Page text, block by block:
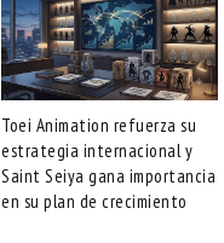
Toei Animation refuerza su
estrategia internacional y
Saint Seiya gana importancia
en su plan de crecimiento